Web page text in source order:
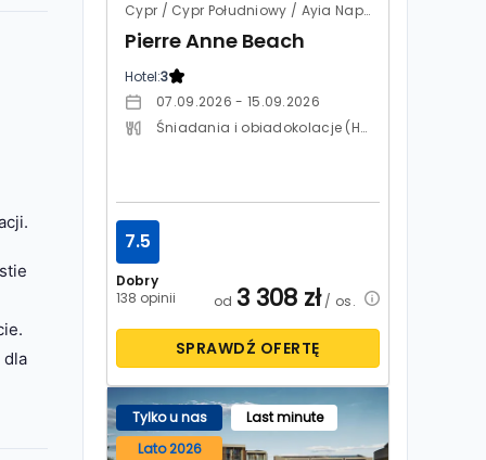
dla
Cypr / Cypr Południowy / Ayia Napa
Pierre Anne Beach
Hotel:3
07.09.2026 - 15.09.2026
Śniadania i obiadokolacje (HB)
Dobry
138 opinii
7.5
od 3 308 zł/ os.
SPRAWDŹ OFERTĘ
Tylko u nas
Last minute
Lato 2026